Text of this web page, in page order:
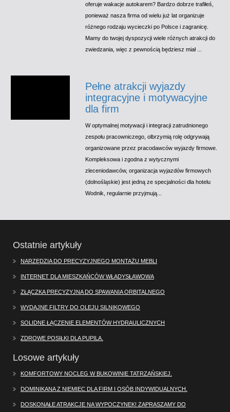
oferuje wakacje autokarem? Bardzo dobrze trafiłeś,
ponieważ nasza firma od wielu już lat organizuje
różnego rodzaju wycieczki po Polsce i zagranicę.
Mamy do twojej dyspozycji wiele różnych atrakcji do
zwiedzania, więc z pewnością będziesz miał ...
Pełne atrakcji wyjazdy
integracyjne i motywacyjne
dla firm
W optymalnej motywacji i integracji zatrudnionego
zespołu pracowniczego, olbrzymią rolę odgrywają
organizowane przez pracodawców wyjazdy firmowe.
Kompleksowa i zgodna z wytycznymi
zleceniodawców, organizacja wyjazdów firmowych
(dolnośląskie) jest jedną ze specjalności dla hotelu
Wodnik, regularnie przyjmują...
Ostatnie artykuły
NARZĘDZIA DO PRECYZYJNEGO MONTAŻU MEBLI
INTERNET DLA MIESZKAŃCÓW WŁADYSŁAWOWA
ZŁĄCZKA PRECYZYJNA DO SPAWANIA ORBITALNEGO
WYDAJNE FILTRY DO OLEJU SILNIKOWEGO
SOLIDNE ŁĄCZENIE ELEMENTÓW HYDRAULICZNYCH
ZDROWE POSIŁKI DLA PUPILA.
Losowe artykuły
KOMFORTOWY NOCLEG W BUKOWINIE TATRZAŃSKIEJ.
DOMINIKANA Z NIEMIEC DLA FIRM I OSÓB INDYWIDUALNYCH.
DOSKONAŁE ATRAKCJE NA WYPOCZYNEK! ZAPRASZAMY DO